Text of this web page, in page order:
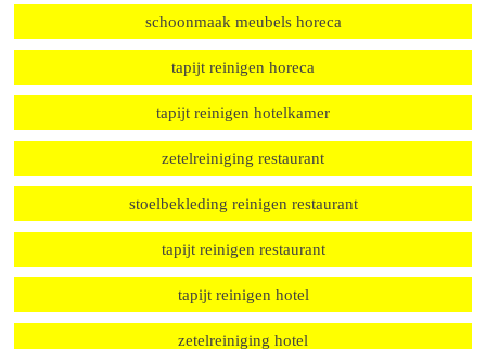
stoffering reinigen bedrijven
zetelreiniging bedrijf
professionele zetelreiniging op locatie
schoonmaak meubels horeca
tapijt reinigen horeca
tapijt reinigen hotelkamer
zetelreiniging restaurant